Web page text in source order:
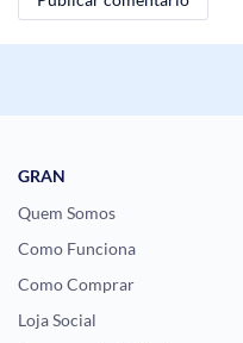
GRAN
Quem Somos
Como Funciona
Como Comprar
Loja Social